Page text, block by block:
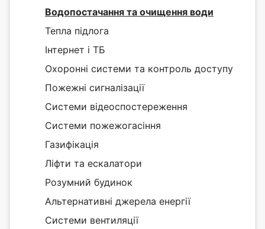
Водопостачання та очищення води
Тепла підлога
Інтернет і ТБ
Охоронні системи та контроль доступу
Пожежні сигналізації
Системи відеоспостереження
Системи пожежогасіння
Газифікація
Ліфти та ескалатори
Розумний будинок
Альтернативні джерела енергії
Системи вентиляції